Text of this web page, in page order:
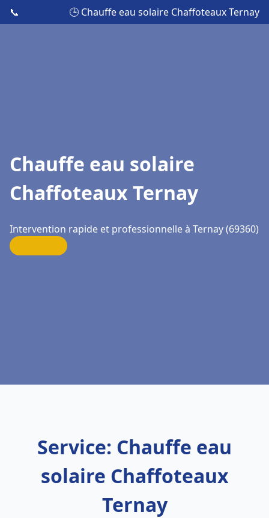
📞 🕒 Chauffe eau solaire Chaffoteaux Ternay
Chauffe eau solaire
Chaffoteaux Ternay
Intervention rapide et professionnelle à Ternay (69360)
Service: Chauffe eau
solaire Chaffoteaux
Ternay